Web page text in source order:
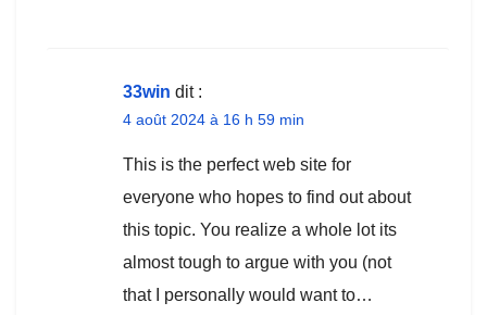
33win dit :
4 août 2024 à 16 h 59 min
This is the perfect web site for
everyone who hopes to find out about
this topic. You realize a whole lot its
almost tough to argue with you (not
that I personally would want to…